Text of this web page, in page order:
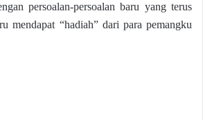
persoalan-persoalan baru yang terus
mendapat “hadiah” dari para pemangku